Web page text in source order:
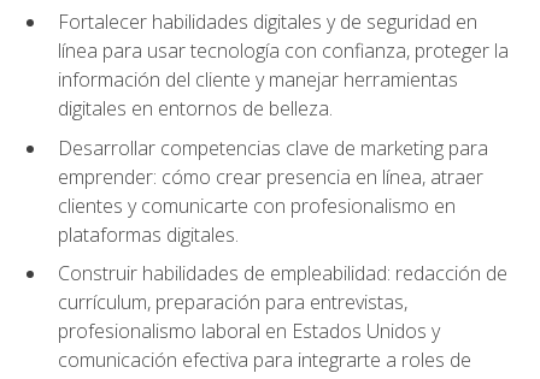
Fortalecer habilidades digitales y de seguridad en
línea para usar tecnología con confianza, proteger la
información del cliente y manejar herramientas
digitales en entornos de belleza.
Desarrollar competencias clave de marketing para
emprender: cómo crear presencia en línea, atraer
clientes y comunicarte con profesionalismo en
plataformas digitales.
Construir habilidades de empleabilidad: redacción de
currículum, preparación para entrevistas,
profesionalismo laboral en Estados Unidos y
comunicación efectiva para integrarte a roles de